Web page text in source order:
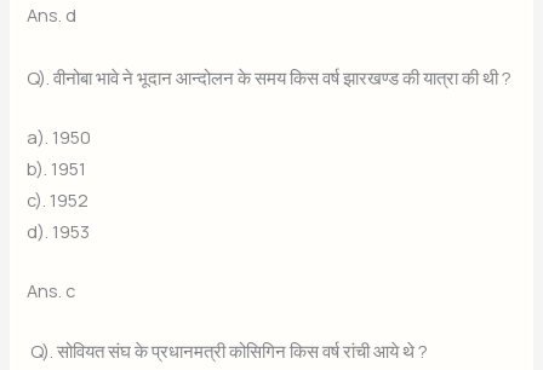
Ans. d
Q). वीनोबा भावे ने भूदान आन्दोलन के समय किस वर्ष झारखण्ड की यात्रा की थी ?
a). 1950
b). 1951
c). 1952
d). 1953
Ans. c
Q). सोवियत संघ के प्रधानमत्री कोसिगिन किस वर्ष रांची आये थे ?